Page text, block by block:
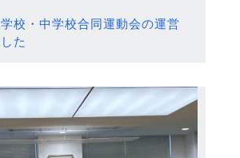
校・中学校合同運動会の運営
た